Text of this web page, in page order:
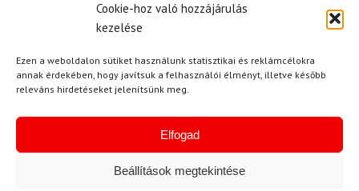
Cookie-hoz való hozzájárulás
kezelése
Ezen a weboldalon sütiket használunk statisztikai és reklámcélokra
annak érdekében, hogy javítsuk a felhasználói élményt, illetve később
releváns hirdetéseket jelenítsünk meg.
Elfogad
Beállítások megtekintése
biztosan ajánlom másoknak is! Igazi élmény
vele a tél!
Kérdése van?